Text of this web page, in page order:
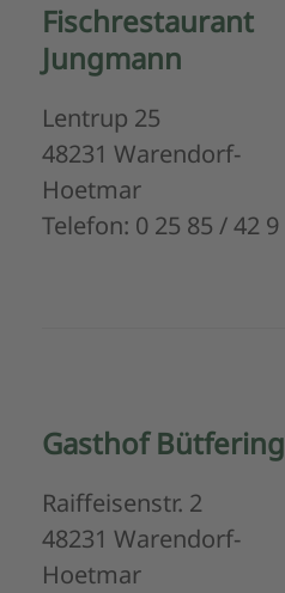
Fischrestaurant
Jungmann
Lentrup 25
48231 Warendorf-
Hoetmar
Telefon: 0 25 85 / 42 9
Gasthof Bütfering
Raiffeisenstr. 2
48231 Warendorf-
Hoetmar